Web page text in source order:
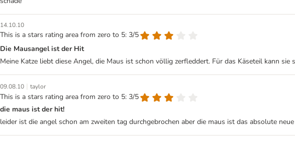
14.10.10
This is a stars rating area from zero to 5: 3/5
Die Mausangel ist der Hit
Meine Katze liebt diese Angel, die Maus ist schon völlig zerfleddert. Für das Käseteil kann sie
09.08.10 | taylor
This is a stars rating area from zero to 5: 3/5
die maus ist der hit!
leider ist die angel schon am zweiten tag durchgebrochen aber die maus ist das absolute